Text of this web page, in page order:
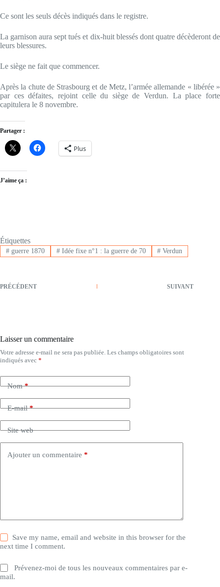
Ce sont les seuls décès indiqués dans le registre.
La garnison aura sept tués et dix-huit blessés dont quatre décèderont de
leurs blessures.
Le siège ne fait que commencer.
Après la chute de Strasbourg et de Metz, l’armée allemande « libérée »
par ces défaites, rejoint celle du siège de Verdun. La place forte
capitulera le 8 novembre.
Partager :
Plus
J’aime ça :
Étiquettes
#guerre 1870 #Idée fixe n°1 : la guerre de 70 # Verdun
PRÉCÉDENT SUIVANT
Laisser un commentaire
Votre adresse e-mail ne sera pas publiée. Les champs obligatoires sont
indiqués avec *
Nom*
E-mail*
Site web
Ajouter un commentaire *
Save my name, email and website in this browser for the
next time I comment.
Prévenez-moi de tous les nouveaux commentaires par e-
mail.